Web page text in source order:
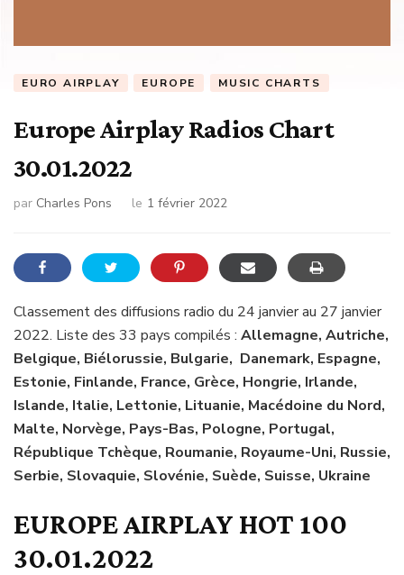
EURO AIRPLAY EUROPE MUSIC CHARTS
Europe Airplay Radios Chart
30.01.2022
par Charles Pons le 1 février 2022
Classement des diffusions radio du 24 janvier au 27 janvier
2022. Liste des 33 pays compilés : Allemagne, Autriche,
Belgique, Biélorussie, Bulgarie, Danemark, Espagne,
Estonie, Finlande, France, Grèce, Hongrie, Irlande,
Islande, Italie, Lettonie, Lituanie, Macédoine du Nord,
Malte, Norvège, Pays-Bas, Pologne, Portugal,
République Tchèque, Roumanie, Royaume-Uni, Russie,
Serbie, Slovaquie, Slovénie, Suède, Suisse, Ukraine
EUROPE AIRPLAY HOT 100
30.01.2022